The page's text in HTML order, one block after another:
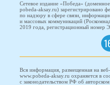
Сетевое издание «Победа»
pobeda-aksay.ru) зарегистрировано
по надзору в сфере связи,
и массовых коммуникаций
2019 года, регистрационный
Вся информация, размещенная на
www.pobeda-aksay.ru охраняется в
с законодательством РФ об